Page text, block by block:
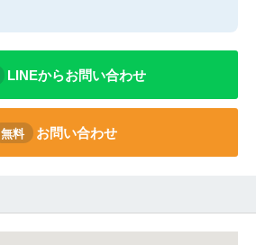
LINEからお問い合わせ
無料 お問い合わせ